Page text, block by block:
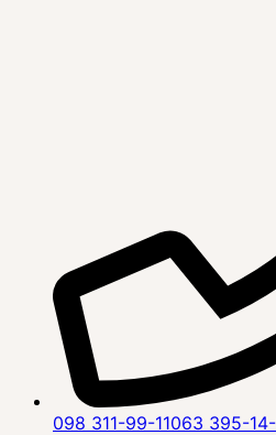
098 311-99-11063 395-